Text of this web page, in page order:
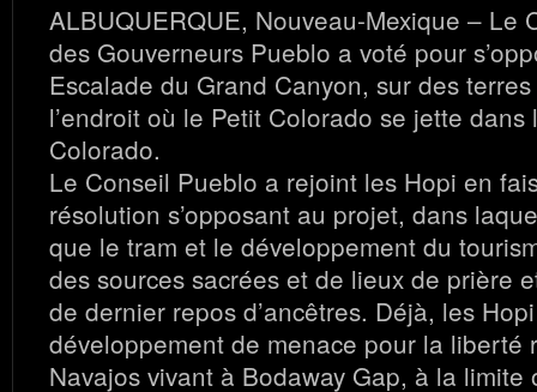
ALBUQUERQUE, Nouveau-Mexique – Le
des Gouverneurs Pueblo a voté pour
Escalade du Grand Canyon, sur des
l’endroit où le Petit Colorado se jette dans
Colorado.
Le Conseil Pueblo a rejoint les Hopi en
résolution s’opposant au projet, dans
que le tram et le développement du
des sources sacrées et de lieux de prière
de dernier repos d’ancêtres. Déjà, les
développement de menace pour la liberté
Navajos vivant à Bodaway Gap, à la